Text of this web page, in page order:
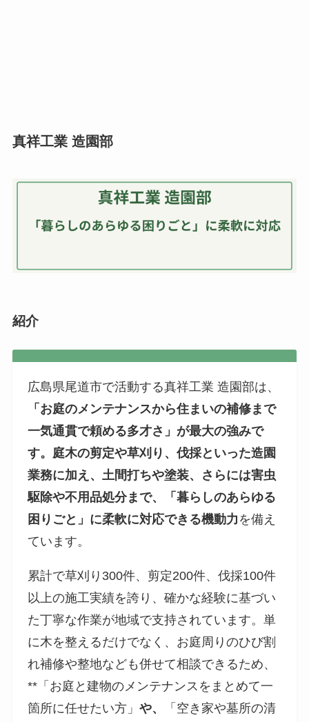
真祥工業 造園部
紹介
広島県尾道市で活動する真祥工業 造園部は、
「お庭のメンテナンスから住まいの補修まで
一気通貫で頼める多才さ」が最大の強みで
す。庭木の剪定や草刈り、伐採といった造園
業務に加え、土間打ちや塗装、さらには害虫
駆除や不用品処分まで、「暮らしのあらゆる
困りごと」に柔軟に対応できる機動力 を備え
ています。
累計で草刈り300件、剪定200件、伐採100件
以上の施工実績を誇り、確かな経験に基づい
た丁寧な作業が地域で支持されています。単
に木を整えるだけでなく、お庭周りのひび割
れ補修や整地なども併せて相談できるため、
**「お庭と建物のメンテナンスをまとめて一
箇所に任せたい方」や、
「空き家や墓所の清